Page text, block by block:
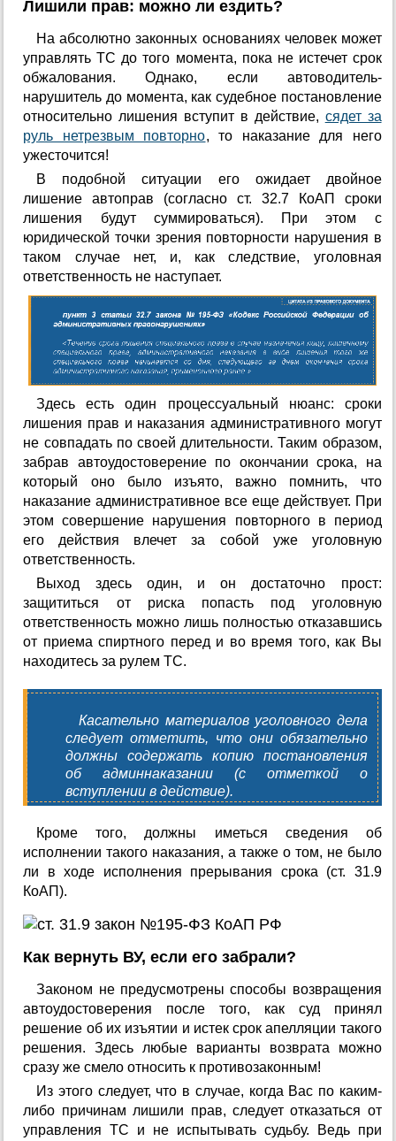
Лишили прав: можно ли ездить?
На абсолютно законных основаниях человек может
управлять ТС до того момента, пока не истечет срок
обжалования. Однако, если автоводитель-
нарушитель до момента, как судебное постановление
относительно лишения вступит в действие, сядет за
руль нетрезвым повторно, то наказание для него
ужесточится!
В подобной ситуации его ожидает двойное
лишение автоправ (согласно ст. 32.7 КоАП сроки
лишения будут суммироваться). При этом с
юридической точки зрения повторности нарушения в
таком случае нет, и, как следствие, уголовная
ответственность не наступает.
Здесь есть один процессуальный нюанс: сроки
лишения прав и наказания административного могут
не совпадать по своей длительности. Таким образом,
забрав автоудостоверение по окончании срока, на
который оно было изъято, важно помнить, что
наказание административное все еще действует. При
этом совершение нарушения повторного в период
его действия влечет за собой уже уголовную
ответственность.
Выход здесь один, и он достаточно прост:
защититься от риска попасть под уголовную
ответственность можно лишь полностью отказавшись
от приема спиртного перед и во время того, как Вы
находитесь за рулем ТС.
Касательно материалов уголовного дела
следует отметить, что они обязательно
должны содержать копию постановления
об админнаказании (с отметкой о
вступлении в действие).
Кроме того, должны иметься сведения об
исполнении такого наказания, а также о том, не было
ли в ходе исполнения прерывания срока (ст. 31.9
КоАП).
Как вернуть ВУ, если его забрали?
Законом не предусмотрены способы возвращения
автоудостоверения после того, как суд принял
решение об их изъятии и истек срок апелляции такого
решения. Здесь любые варианты возврата можно
сразу же смело относить к противозаконным!
Из этого следует, что в случае, когда Вас по каким-
либо причинам лишили прав, следует отказаться от
управления ТС и не испытывать судьбу. Ведь при